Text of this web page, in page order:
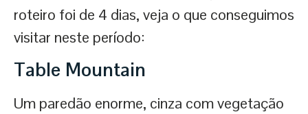
roteiro foi de 4 dias, veja o que conseguimos
visitar neste período:
Table Mountain
Um paredão enorme, cinza com vegetação